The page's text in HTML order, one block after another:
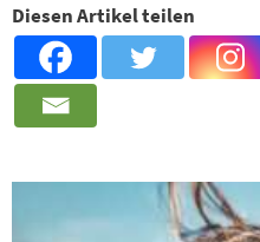
Diesen Artikel teilen